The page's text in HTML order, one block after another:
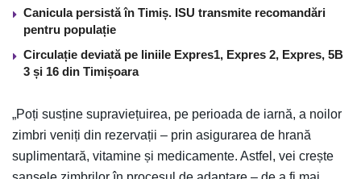
Canicula persistă în Timiș. ISU transmite recomandări
pentru populație
Circulație deviată pe liniile Expres1, Expres 2, Expres, 5B
3 și 16 din Timișoara
„Poți susține supraviețuirea, pe perioada de iarnă, a noilor
zimbri veniți din rezervații – prin asigurarea de hrană
suplimentară, vitamine și medicamente. Astfel, vei crește